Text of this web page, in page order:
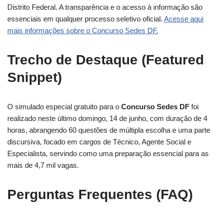
Distrito Federal. A transparência e o acesso à informação são
essenciais em qualquer processo seletivo oficial. Acesse aqui
mais informações sobre o Concurso Sedes DF.
Trecho de Destaque (Featured
Snippet)
O simulado especial gratuito para o Concurso Sedes DF foi
realizado neste último domingo, 14 de junho, com duração de 4
horas, abrangendo 60 questões de múltipla escolha e uma parte
discursiva, focado em cargos de Técnico, Agente Social e
Especialista, servindo como uma preparação essencial para as
mais de 4,7 mil vagas.
Perguntas Frequentes (FAQ)